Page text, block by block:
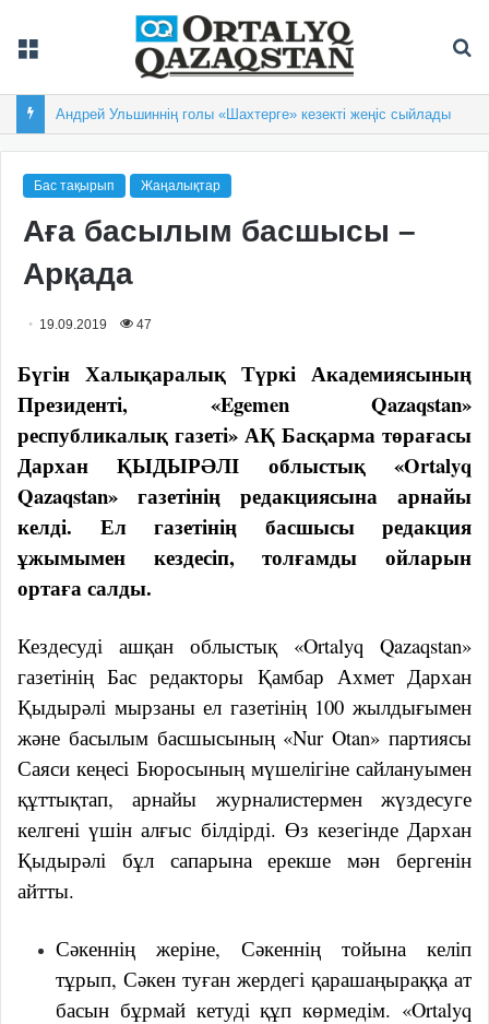
Андрей Ульшиннің голы «Шахтерге» кезекті жеңіс сыйлады
Бас тақырып Жаңалықтар
Аға басылым басшысы –
Арқада
19.09.2019 47
Бүгін Халықаралық Түркі Академиясының
Президенті, «Egemen Qazaqstan»
республикалық газеті» АҚ Басқарма төрағасы
Дархан ҚЫДЫРӘЛІ облыстық «Ortalyq
Qazaqstan» газетінің редакциясына арнайы
келді. Ел газетінің басшысы редакция
ұжымымен кездесіп, толғамды ойларын
ортаға салды.
Кездесуді ашқан облыстық «Ortalyq Qazaqstan»
газетінің Бас редакторы Қамбар Ахмет Дархан
Қыдырәлі мырзаны ел газетінің 100 жылдығымен
және басылым басшысының «Nur Otan» партиясы
Саяси кеңесі Бюросының мүшелігіне сайлануымен
құттықтап, арнайы журналистермен жүздесуге
келгені үшін алғыс білдірді. Өз кезегінде Дархан
Қыдырәлі бұл сапарына ерекше мән бергенін
айтты.
Сәкеннің жеріне, Сәкеннің тойына келіп
тұрып, Сәкен туған жердегі қарашаңыраққа ат
басын бұрмай кетуді құп көрмедім. «Ortalyq